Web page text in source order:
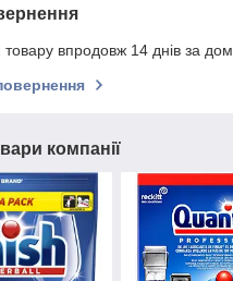
впродовж 14 днів за
компанії